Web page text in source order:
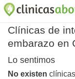
Clínicas de
embarazo en
Lo sentimos
No existen